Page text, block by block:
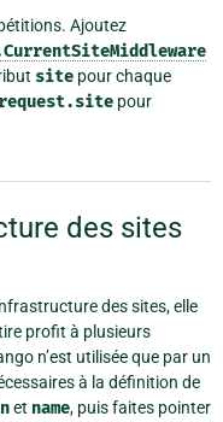
Ajoutez
site pour chaque
request.site pour
des sites
des sites, elle
profit à plusieurs
n’est utilisée que par un
à la définition de
et name, puis faites pointer